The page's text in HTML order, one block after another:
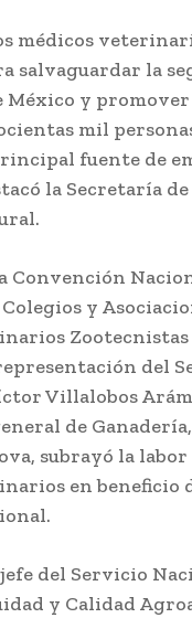
médicos
salvaguardar la
México y
mil
fuente de
la Secretaría
Convención
y
Zootecnistas
del
Villalobos
de
subrayó la labor
en beneficio
del Servicio
y Calidad